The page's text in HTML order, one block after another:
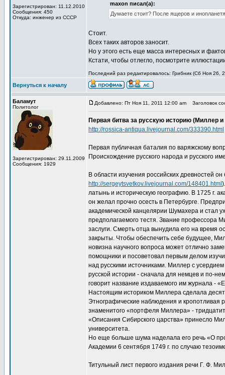
Зарегистрирован: 11.12.2010
Сообщения: 450
Откуда: инженер из СССР
maxon писал(а):
Думаете стоит? После ящеров и
Стоит.
Всех таких авторов заносит.
Но у этого есть еще масса интересных и
Кстати, чтобы отлегло, посмотрите
Последний раз редактировалось: Грибник (Сб Ноя 26,
Вернуться к началу
Баламут
Политолог
Зарегистрирован: 29.11.2009
Сообщения: 1929
Добавлено: Пт Ноя 11, 2011 12:00 am Заголовок
Первая битва за русскую историю (Миллер
http://rossica-antiqua.livejournal.com/333390.html
Первая публичная баталия по варяжскому
Происхождение русского народа и русского
В области изучения российских древностей
http://sergeytsvetkov.livejournal.com/148401.html
латынь и историческую географию. В 1725 г.
он желал прочно осесть в Петербурге.
академической канцелярии Шумахера и стал
предполагаемого тестя. Звание профессора
заслуги. Смерть отца вынудила его на время
закрыты. Чтобы обеспечить себе будущее,
новизна научного вопроса может отлично
помощники и посоветовал первым делом
над русскими источниками. Миллер с
русской истории - сначала для немцев и по-
говорит название издаваемого им журнала -
Настоящим историком Миллера сделала
Этнографические наблюдения и кропотливая
знаменитого «портфеля Миллера» -
«Описания Сибирского царства» принесло
университета.
Но еще больше шума наделала его речь «О
Академии 6 сентября 1749 г. по случаю
Титульный лист первого издания речи Г. Ф.